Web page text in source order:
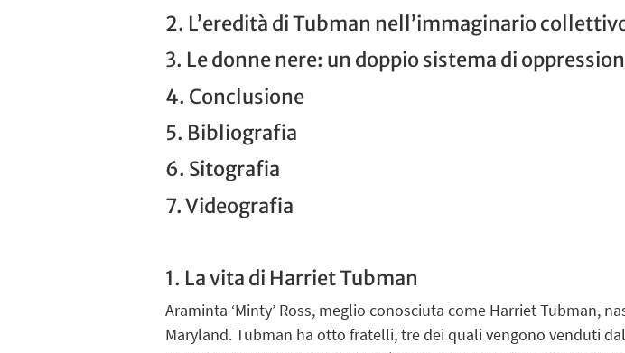
2. L’eredità di Tubman nell’immaginario
3. Le donne nere: un doppio sistema di
4. Conclusione
5. Bibliografia
6. Sitografia
7. Videografia
1. La vita di Harriet Tubman
Araminta ‘Minty’ Ross, meglio conosciuta come Harriet Tubman,
Maryland. Tubman ha otto fratelli, tre dei quali vengono venduti